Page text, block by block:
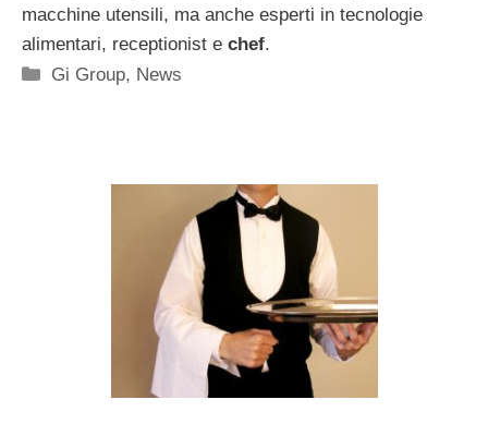
macchine utensili, ma anche esperti in tecnologie
alimentari, receptionist e chef.
Categorie
Gi Group, News